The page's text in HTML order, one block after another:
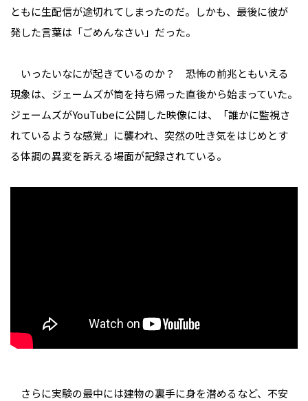
ともに生配信が途切れてしまったのだ。しかも、最後に彼が
発した言葉は「ごめんなさい」だった――。
いったいなにが起きているのか？ 恐怖の前兆ともいえる
現象は、ジェームズが筒を持ち帰った直後から始まっていた。
ジェームズがYouTubeに公開した映像には、「誰かに監視さ
れているような感覚」に襲われ、突然の吐き気をはじめとす
る体調の異変を訴える場面が記録されている。
さらに実験の最中には建物の裏手に身を潜めるなど、不安